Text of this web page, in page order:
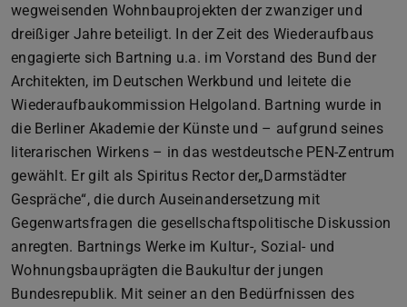
wegweisenden Wohnbauprojekten der zwanziger und
dreißiger Jahre beteiligt. In der Zeit des Wiederaufbaus
engagierte sich Bartning u.a. im Vorstand des Bund der
Architekten, im Deutschen Werkbund und leitete die
Wiederaufbaukommission Helgoland. Bartning wurde in
die Berliner Akademie der Künste und – aufgrund seines
literarischen Wirkens – in das westdeutsche PEN-Zentrum
gewählt. Er gilt als Spiritus Rector der„Darmstädter
Gespräche“, die durch Auseinandersetzung mit
Gegenwartsfragen die gesellschaftspolitische Diskussion
anregten. Bartnings Werke im Kultur-, Sozial- und
Wohnungsbauprägten die Baukultur der jungen
Bundesrepublik. Mit seiner an den Bedürfnissen des